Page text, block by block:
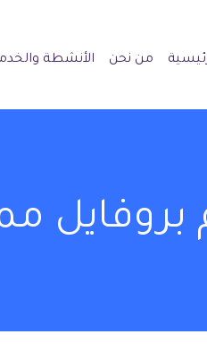
من نحن الأنشطة